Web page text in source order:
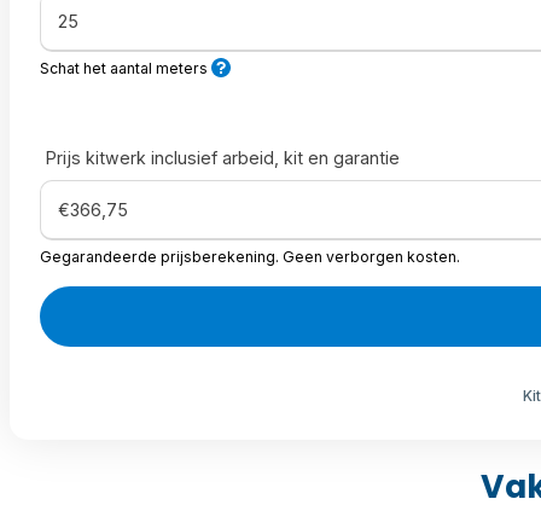
Schat het aantal meters
Prijs kitwerk inclusief arbeid, kit en garantie
Gegarandeerde prijsberekening. Geen verborgen kosten.